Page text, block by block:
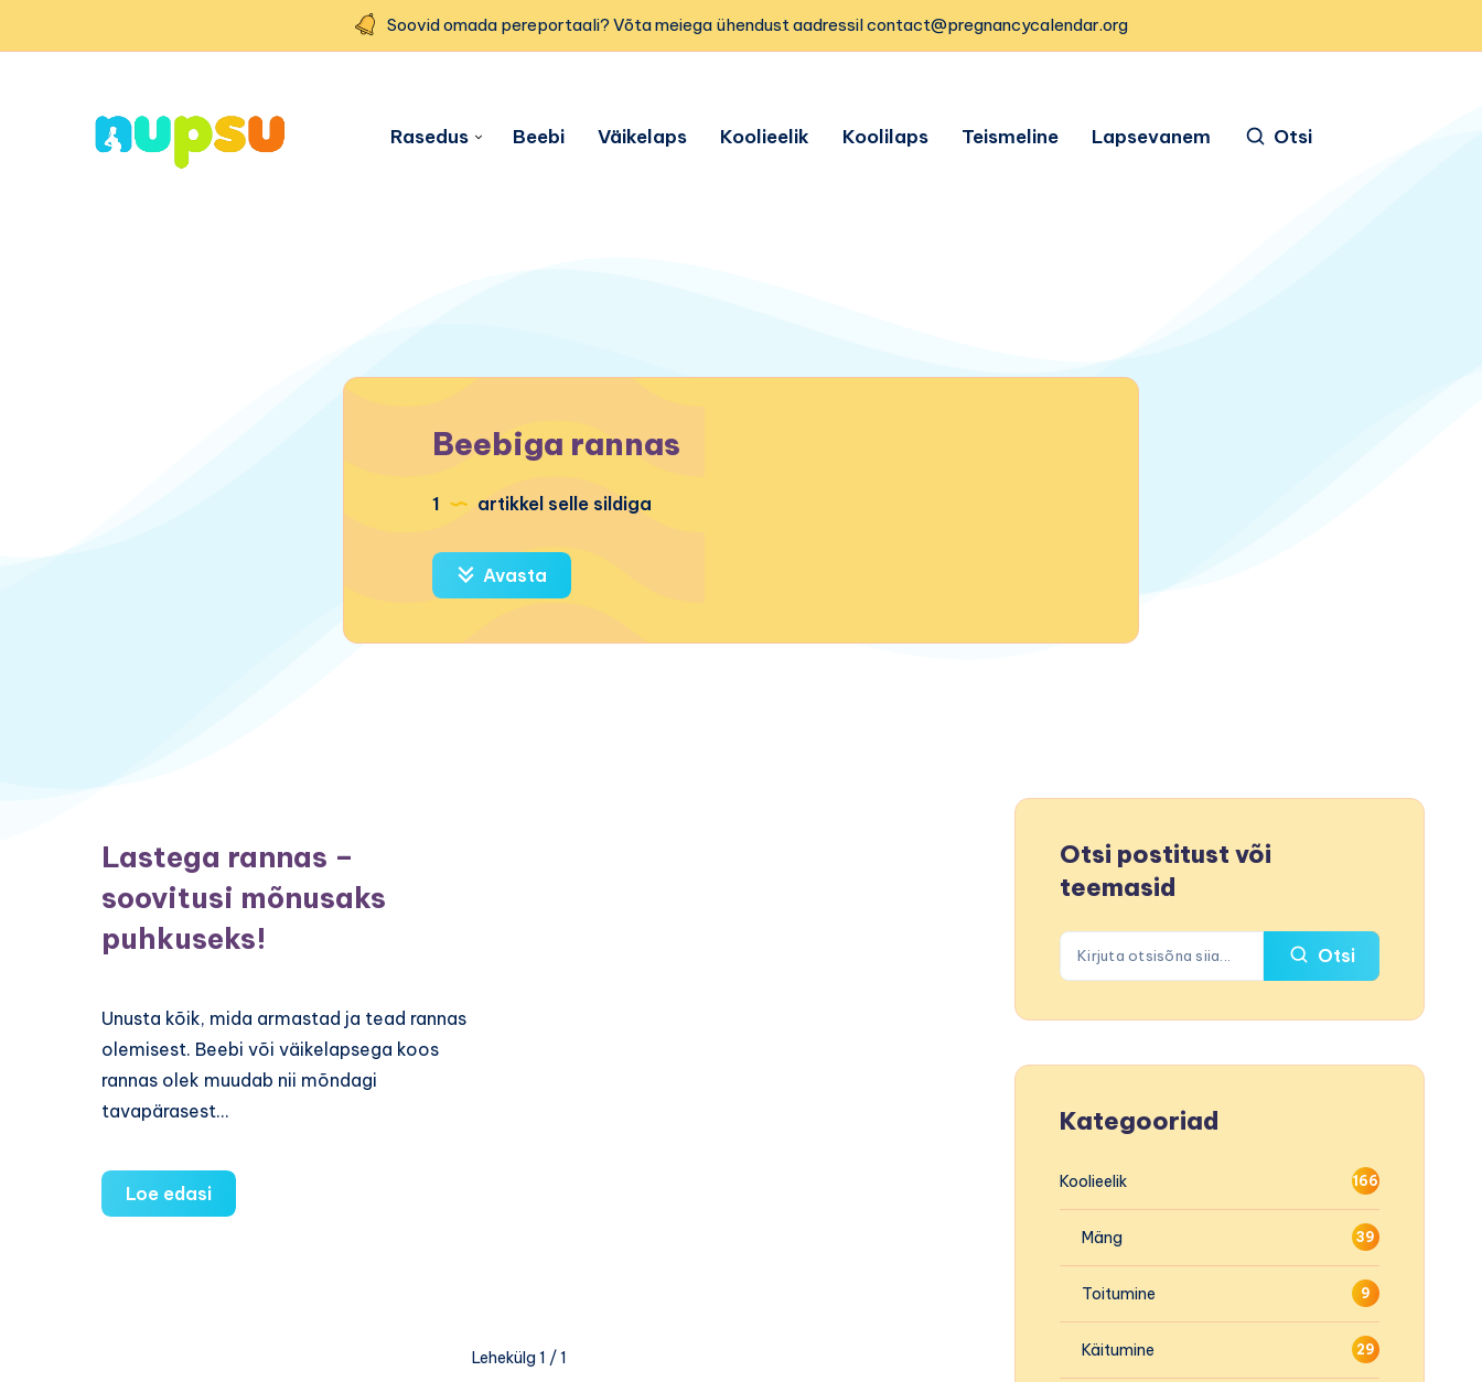
Soovid omada pereportaali? Võta meiega ühendust aadressil contact@pregnancycalendar.org
Rasedus Beebi Väikelaps Koolieelik Koolilaps Teismeline Lapsevanem Otsi
Beebiga rannas
1 artikkel selle sildiga
Avasta
Lastega rannas –
soovitusi mõnusaks
puhkuseks!
Unusta kõik, mida armastad ja tead rannas
olemisest. Beebi või väikelapsega koos
rannas olek muudab nii mõndagi
tavapärasest…
Loe edasiLastega
rannas
Lehekülg 1 / 1
Otsi postitust või
teemasid
Otsi
Kategooriad
Koolieelik 166
Mäng 39
Toitumine 9
Käitumine 29